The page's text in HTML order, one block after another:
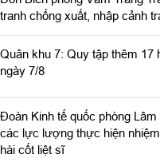
tranh chống xuất, nhập cảnh
Quân khu 7: Quy tập thêm 17
ngày 7/8
Đoàn Kinh tế quốc phòng
các lực lượng thực hiện
hài cốt liệt sĩ